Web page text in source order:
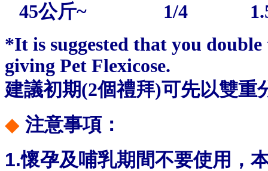
45公斤~ 1/4 1.5
*It is suggested that you
giving Pet Flexicose.
建議初期(2個禮拜)可先以雙重
◆ 注意事項：
1.懷孕及哺乳期間不要使用，